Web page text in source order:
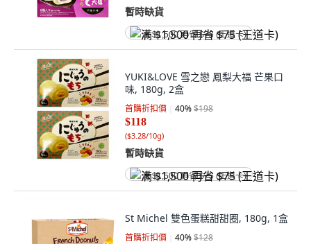
暫時缺貨
满 $1,500 再省 $75 (王道卡)
YUKI&LOVE 雪之戀 鳳梨大福 芒果口
味, 180g, 2盒
首購折扣價 40%$198
$118
($3.28/10g)
暫時缺貨
满 $1,500 再省 $75 (王道卡)
St Michel 雙色蛋糕甜甜圈, 180g, 1盒
首購折扣價 40%$128